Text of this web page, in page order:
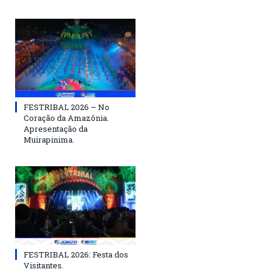
FESTRIBAL 2026 – No
Coração da Amazônia.
Apresentação da
Muirapinima.
FESTRIBAL 2026: Festa dos
Visitantes.